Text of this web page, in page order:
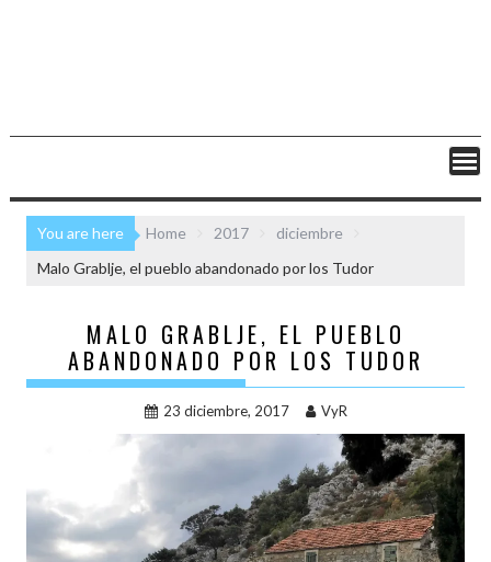
You are here Home 2017
diciembre
Malo Grablje, el pueblo abandonado por los Tudor
MALO GRABLJE, EL PUEBLO
ABANDONADO POR LOS TUDOR
23 diciembre, 2017 VyR